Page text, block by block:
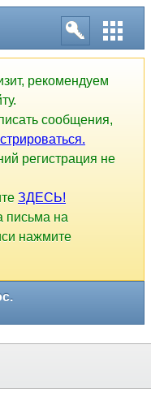
рекомендуем
сообщения,
регистрация не
ЗДЕСЬ!
письма на
нажмите